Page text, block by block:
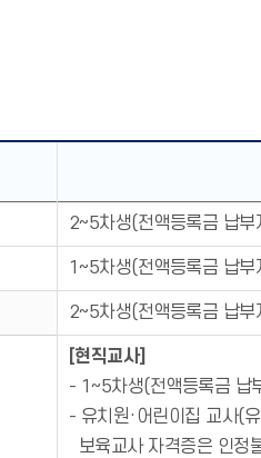
2~5차생(전액등록금 납
1~5차생(전액등록금 납
2~5차생(전액등록금 납
[현직교사]
- 1~5차생(전액등록금 납
- 유치원·어린이집 교사(
보육교사 자격증은 인정